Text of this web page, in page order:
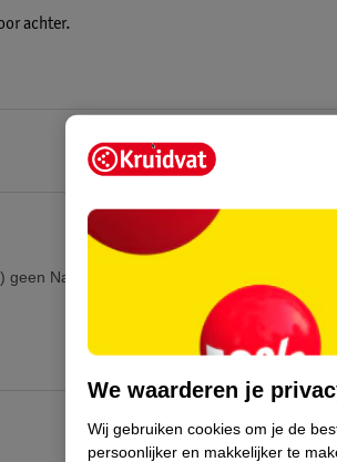
achter.
Nature Impact Score.
We waarderen je
Wij gebruiken cookies om je de
persoonlijker en makkelijker te